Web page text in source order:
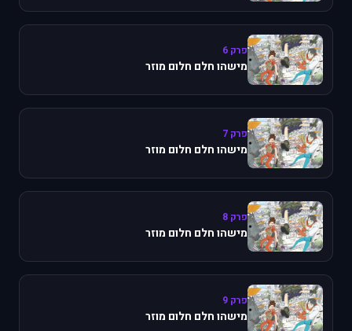
פרק 6
מישהו חלם חלום מוזר
פרק 7
מישהו חלם חלום מוזר
פרק 8
מישהו חלם חלום מוזר
פרק 9
מישהו חלם חלום מוזר